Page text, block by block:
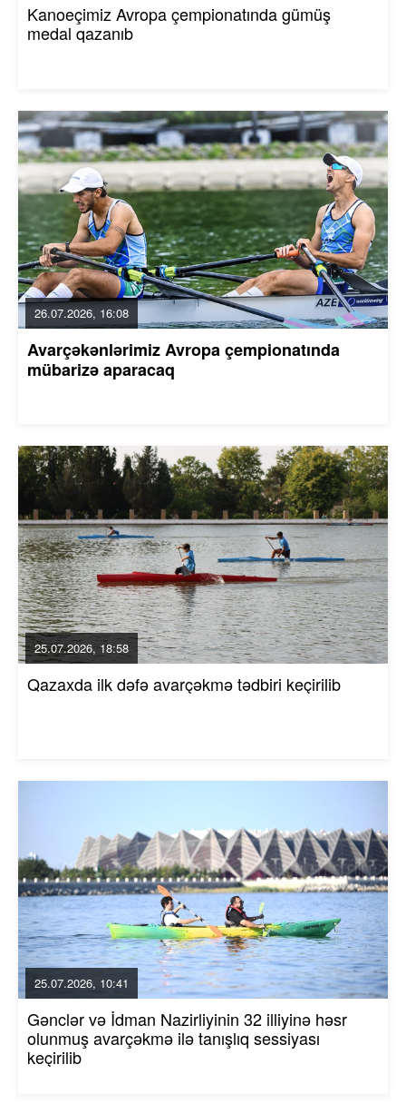
Kanoeçimiz Avropa çempionatında gümüş
medal qazanıb
26.07.2026, 16:08
Avarçəkənlərimiz Avropa çempionatında
mübarizə aparacaq
25.07.2026, 18:58
Qazaxda ilk dəfə avarçəkmə tədbiri keçirilib
25.07.2026, 10:41
Gənclər və İdman Nazirliyinin 32 illiyinə həsr
olunmuş avarçəkmə ilə tanışlıq sessiyası
keçirilib